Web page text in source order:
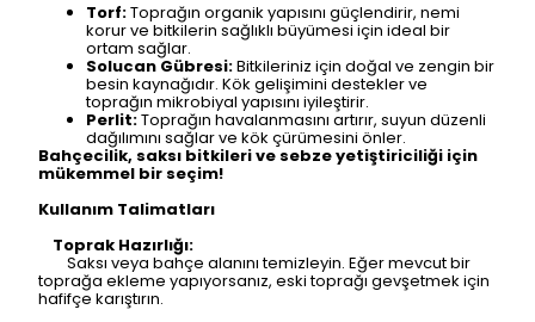
Torf:Toprağın organik yapısını güçlendirir, nemi
korur ve bitkilerin sağlıklı büyümesi için ideal bir
ortam sağlar.
Solucan Gübresi:Bitkileriniz için doğal ve zengin bir
besin kaynağıdır. Kök gelişimini destekler ve
toprağın mikrobiyal yapısını iyileştirir.
Perlit:Toprağın havalanmasını artırır, suyun düzenli
dağılımını sağlar ve kök çürümesini önler.
Bahçecilik, saksı bitkileri ve sebze yetiştiriciliği için
mükemmel bir seçim!
Kullanım Talimatları
Toprak Hazırlığı:
Saksı veya bahçe alanını temizleyin. Eğer mevcut bir
toprağa ekleme yapıyorsanız, eski toprağı gevşetmek için
hafifçe karıştırın.